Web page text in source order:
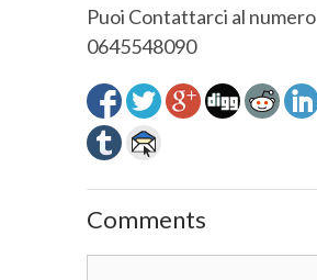
Puoi Contattarci al numero
0645548090
Comments